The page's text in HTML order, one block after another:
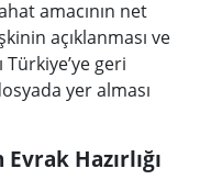
amacının net
açıklanması ve
geri
yer alması
Hazırlığı